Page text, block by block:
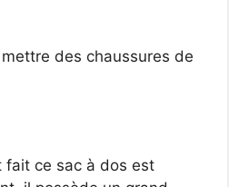
des chaussures de
fait ce sac à dos est